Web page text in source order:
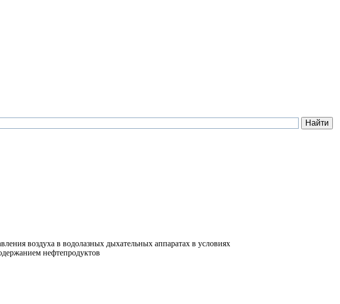
воздуха в водолазных дыхательных аппаратах в условиях
нефтепродуктов